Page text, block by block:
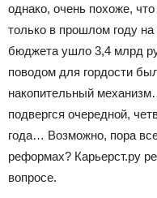
однако, очень похоже,
только в прошлом году
бюджета ушло 3,4 млрд
поводом для гордости
накопительный
подвергся очередной,
года… Возможно, пора
реформах? Карьерст.ру
вопросе.